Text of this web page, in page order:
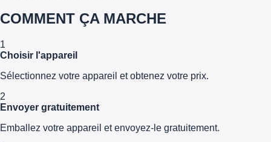
COMMENT ÇA MARCHE
1
Choisir l'appareil
Sélectionnez votre appareil et obtenez votre prix.
2
Envoyer gratuitement
Emballez votre appareil et envoyez-le gratuitement.